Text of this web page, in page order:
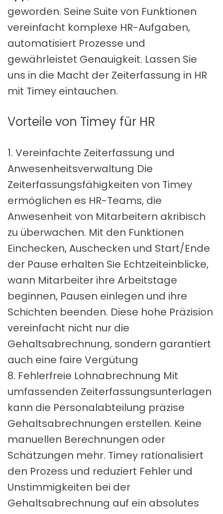
geworden. Seine Suite von Funktionen
vereinfacht komplexe HR-Aufgaben,
automatisiert Prozesse und
gewährleistet Genauigkeit. Lassen Sie
uns in die Macht der Zeiterfassung in HR
mit Timey eintauchen.
Vorteile von Timey für HR
1. Vereinfachte Zeiterfassung und
Anwesenheitsverwaltung Die
Zeiterfassungsfähigkeiten von Timey
ermöglichen es HR-Teams, die
Anwesenheit von Mitarbeitern akribisch
zu überwachen. Mit den Funktionen
Einchecken, Auschecken und Start/Ende
der Pause erhalten Sie Echtzeiteinblicke,
wann Mitarbeiter ihre Arbeitstage
beginnen, Pausen einlegen und ihre
Schichten beenden. Diese hohe Präzision
vereinfacht nicht nur die
Gehaltsabrechnung, sondern garantiert
auch eine faire Vergütung
8. Fehlerfreie Lohnabrechnung Mit
umfassenden Zeiterfassungsunterlagen
kann die Personalabteilung präzise
Gehaltsabrechnungen erstellen. Keine
manuellen Berechnungen oder
Schätzungen mehr. Timey rationalisiert
den Prozess und reduziert Fehler und
Unstimmigkeiten bei der
Gehaltsabrechnung auf ein absolutes